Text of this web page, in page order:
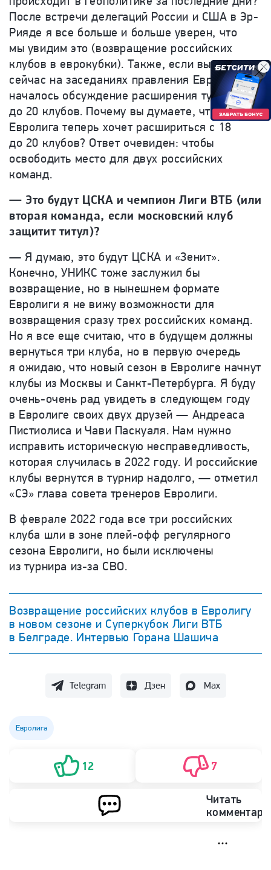
После встречи делегаций России и США в Эр-
Рияде я все больше и больше уверен, что
мы увидим это (возвращение российских
клубов в еврокубки). Также, если вы видели,
сейчас на заседаниях правления Евролиги
началось обсуждение расширения турнира
до 20 клубов. Почему вы думаете, что
Евролига теперь хочет расшириться с 18
до 20 клубов? Ответ очевиден: чтобы
освободить место для двух российских
команд.
— Это будут ЦСКА и чемпион Лиги ВТБ (или
вторая команда, если московский клуб
защитит титул)?
— Я думаю, это будут ЦСКА и «Зенит».
Конечно, УНИКС тоже заслужил бы
возвращение, но в нынешнем формате
Евролиги я не вижу возможности для
возвращения сразу трех российских команд.
Но я все еще считаю, что в будущем должны
вернуться три клуба, но в первую очередь
я ожидаю, что новый сезон в Евролиге начнут
клубы из Москвы и Санкт-Петербурга. Я буду
очень-очень рад увидеть в следующем году
в Евролиге своих двух друзей — Андреаса
Пистиолиса и Чави Паскуаля. Нам нужно
исправить историческую несправедливость,
которая случилась в 2022 году. И российские
клубы вернутся в турнир надолго, — отметил
«СЭ» глава совета тренеров Евролиги.
В феврале 2022 года все три российских
клуба шли в зоне плей-офф регулярного
сезона Евролиги, но были исключены
из турнира из-за СВО.
Возвращение российских клубов в Евролигу
в новом сезоне и Суперкубок Лиги ВТБ
в Белграде. Интервью Горана Шашича
Telegram Дзен Max
Евролига
12 7
Читать